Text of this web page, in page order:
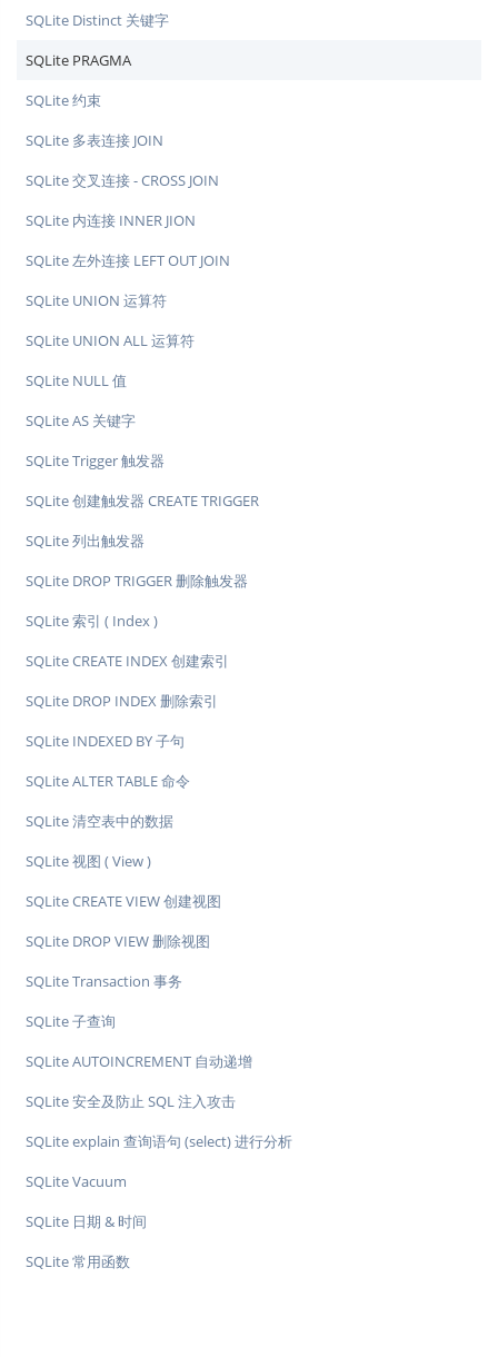
SQLite Distinct 关键字
SQLite PRAGMA
SQLite 约束
SQLite 多表连接 JOIN
SQLite 交叉连接 - CROSS JOIN
SQLite 内连接 INNER JION
SQLite 左外连接 LEFT OUT JOIN
SQLite UNION 运算符
SQLite UNION ALL 运算符
SQLite NULL 值
SQLite AS 关键字
SQLite Trigger 触发器
SQLite 创建触发器 CREATE TRIGGER
SQLite 列出触发器
SQLite DROP TRIGGER 删除触发器
SQLite 索引 ( Index )
SQLite CREATE INDEX 创建索引
SQLite DROP INDEX 删除索引
SQLite INDEXED BY 子句
SQLite ALTER TABLE 命令
SQLite 清空表中的数据
SQLite 视图 ( View )
SQLite CREATE VIEW 创建视图
SQLite DROP VIEW 删除视图
SQLite Transaction 事务
SQLite 子查询
SQLite AUTOINCREMENT 自动递增
SQLite 安全及防止 SQL 注入攻击
SQLite explain 查询语句 (select) 进行分析
SQLite Vacuum
SQLite 日期 & 时间
SQLite 常用函数